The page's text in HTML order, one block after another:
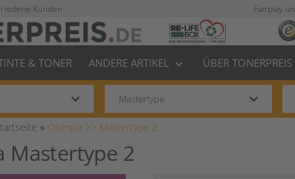
Kunden Fairplay
& TONER ANDERE ARTIKEL keyboard_arrow_down ÜBER TONERPREIS
keyboard_arrow_down keyboard_arrow_down
» Olympia >> Mastertype 2
Mastertype 2